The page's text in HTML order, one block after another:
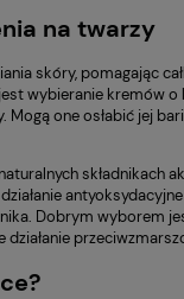
na twarzy
skóry, pomagając
wybieranie kremów
Mogą one osłabić jej
składnikach
Dobrym wyborem